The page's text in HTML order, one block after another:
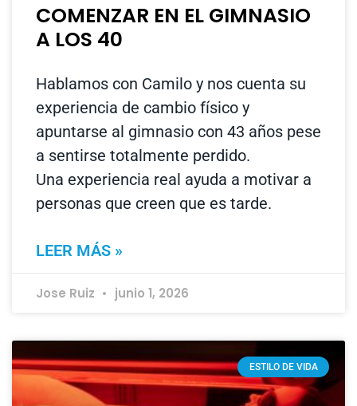
COMENZAR EN EL GIMNASIO
A LOS 40
Hablamos con Camilo y nos cuenta su
experiencia de cambio físico y
apuntarse al gimnasio con 43 años pese
a sentirse totalmente perdido.
Una experiencia real ayuda a motivar a
personas que creen que es tarde.
LEER MÁS »
Jose Ruiz junio 1, 2026
ESTILO DE VIDA